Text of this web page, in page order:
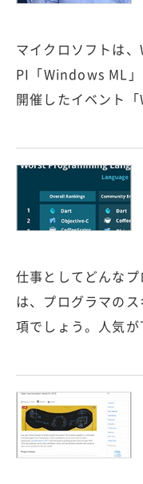
マイクロソフトは
PI「Windows ML
開催したイベント
仕事としてどんな
は、プログラマの
項でしょう。人気